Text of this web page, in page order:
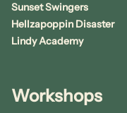
Sunset Swingers
Hellzapoppin Disaster
Lindy Academy
Workshops